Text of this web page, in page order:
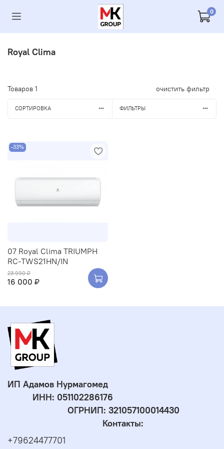
0
Royal Clima
Товаров 1 очистить фильтр
СОРТИРОВКА ФИЛЬТРЫ
-33%
07 Royal Clima TRIUMPH
RC-TWS21HN/IN
23 990 ₽
16 000 ₽
ИП Адамов Нурмагомед
ИНН: 051102286176
ОГРНИП: 321057100014430
Контакты:
+79624477701